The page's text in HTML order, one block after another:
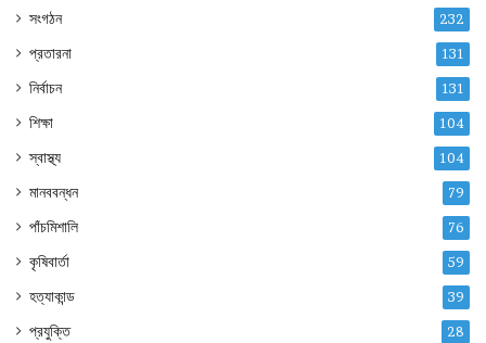
সংগঠন 232
প্রতারনা 131
নির্বাচন 131
শিক্ষা 104
স্বাস্থ্য 104
মানববন্ধন 79
পাঁচমিশালি 76
কৃষিবার্তা 59
হত্যাকান্ড 39
প্রযুক্তি 28